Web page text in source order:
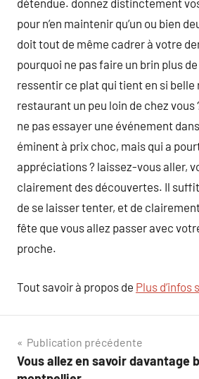
détendue. donnez distinctement
pour n’en maintenir qu’un ou bien
doit tout de même cadrer à votre
pourquoi ne pas faire un brin plus
ressentir ce plat qui tient en si
restaurant un peu loin de chez vous
ne pas essayer une événement
éminent à prix choc, mais qui a
appréciations ? laissez-vous aller,
clairement des découvertes. Il
de se laisser tenter, et de
fête que vous allez passer avec
proche.
Tout savoir à propos de Plus d’infos
Navigation
de
Publication précédente
Vous allez en savoir davantage